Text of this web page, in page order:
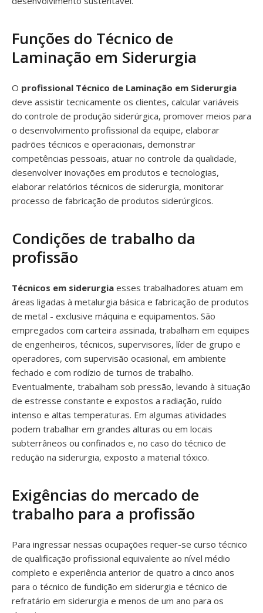
Funções do Técnico de
Laminação em Siderurgia
O profissional Técnico de Laminação em Siderurgia
deve assistir tecnicamente os clientes, calcular variáveis
do controle de produção siderúrgica, promover meios para
o desenvolvimento profissional da equipe, elaborar
padrões técnicos e operacionais, demonstrar
competências pessoais, atuar no controle da qualidade,
desenvolver inovações em produtos e tecnologias,
elaborar relatórios técnicos de siderurgia, monitorar
processo de fabricação de produtos siderúrgicos.
Condições de trabalho da
profissão
Técnicos em siderurgia esses trabalhadores atuam em
áreas ligadas à metalurgia básica e fabricação de produtos
de metal - exclusive máquina e equipamentos. São
empregados com carteira assinada, trabalham em equipes
de engenheiros, técnicos, supervisores, líder de grupo e
operadores, com supervisão ocasional, em ambiente
fechado e com rodízio de turnos de trabalho.
Eventualmente, trabalham sob pressão, levando à situação
de estresse constante e expostos a radiação, ruído
intenso e altas temperaturas. Em algumas atividades
podem trabalhar em grandes alturas ou em locais
subterrâneos ou confinados e, no caso do técnico de
redução na siderurgia, exposto a material tóxico.
Exigências do mercado de
trabalho para a profissão
Para ingressar nessas ocupações requer-se curso técnico
de qualificação profissional equivalente ao nível médio
completo e experiência anterior de quatro a cinco anos
para o técnico de fundição em siderurgia e técnico de
refratário em siderurgia e menos de um ano para os